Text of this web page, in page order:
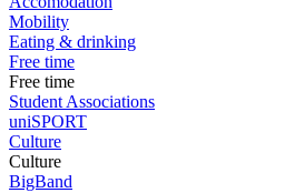
Mobility
Eating & drinking
Free time
Free time
Student Associations
uniSPORT
Culture
Culture
BigBand